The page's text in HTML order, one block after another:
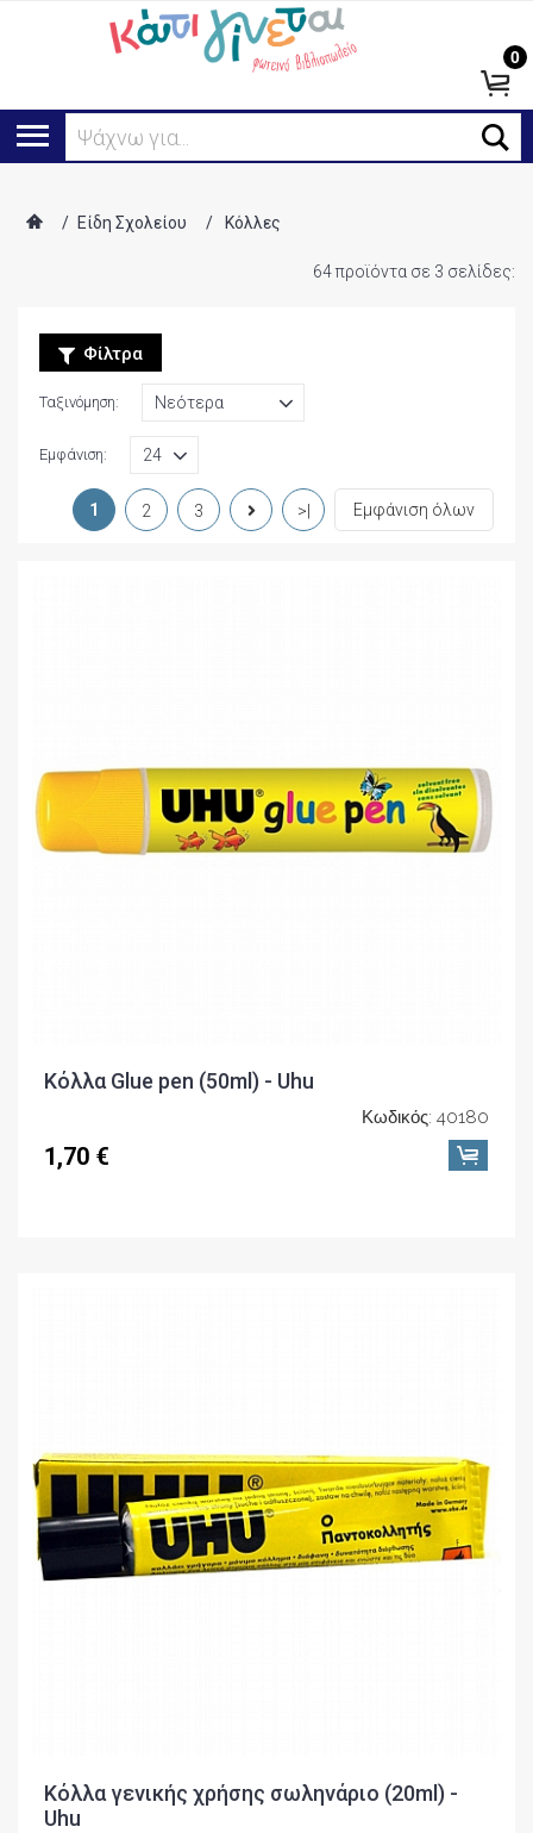
Αναζήτηση...
0
/ Είδη Σχολείου / Κόλλες
64 προϊόντα σε 3 σελίδες:
Φίλτρα
Ταξινόμηση:
Εμφάνιση:
1 2 3 >| Εμφάνιση όλων
Κόλλα Glue pen (50ml) - Uhu
Κωδικός: 40180
1,70 €
Κόλλα γενικής χρήσης σωληνάριο (20ml) -
Uhu